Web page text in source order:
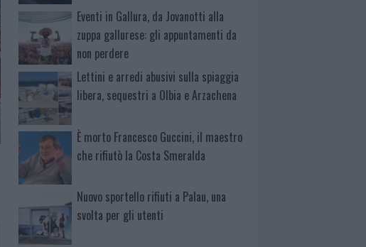
Eventi in Gallura, da Jovanotti alla
zuppa gallurese: gli appuntamenti da
non perdere
Lettini e arredi abusivi sulla spiaggia
libera, sequestri a Olbia e Arzachena
È morto Francesco Guccini, il maestro
che rifiutò la Costa Smeralda
Nuovo sportello rifiuti a Palau, una
svolta per gli utenti